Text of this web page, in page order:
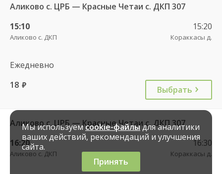
Аликово с. ЦРБ — Красные Четаи с. ДКП 307
15:10
Аликово с. ДКП
15:20
Кораккасы д.
Ежедневно
18 руб. Выбрать
Аликово с. ЦРБ — Красные Четаи с. ДКП 307
16:20
Аликово с. ДКП
16:30
Кораккасы д.
Мы используемcookie-файлыдля аналитики
ваших действий, рекомендаций и улучшения
сайта.
Принять